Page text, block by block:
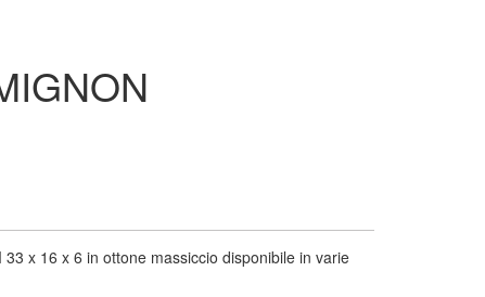
x 16 x 6 in ottone massiccio disponibile in varie